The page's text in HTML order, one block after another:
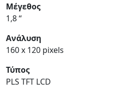
Μέγεθος
1,8 “
Ανάλυση
160 x 120 pixels
Τύπος
PLS TFT LCD